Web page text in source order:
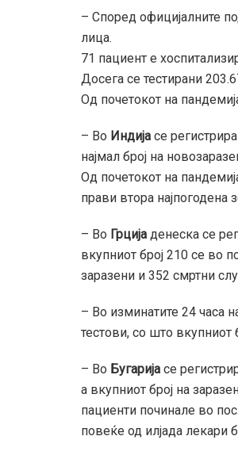
– Според официјалните
лица.
71 пациент е
Досега се тестирани
Од почетокот на
– Во Индија се
најмал број на
Од почетокот на
прави втора најпогодена
– Во Грција денеска се
вкупниот број 210 се во
заразени и 352 смртни
– Во изминатите 24 часа
тестови, со што вкупниот
– Во Бугарија се
а вкупниот број на
пациенти починале во
повеќе од илјада лекари